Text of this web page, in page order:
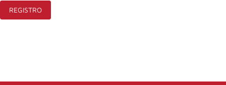
REGISTRO